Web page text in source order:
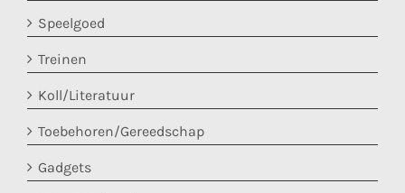
Speelgoed
Treinen
Koll/Literatuur
Toebehoren/Gereedschap
Gadgets